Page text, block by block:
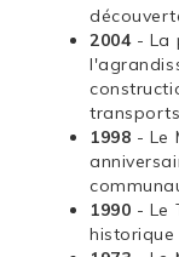
2004 - La
1998 - Le
1990 - Le